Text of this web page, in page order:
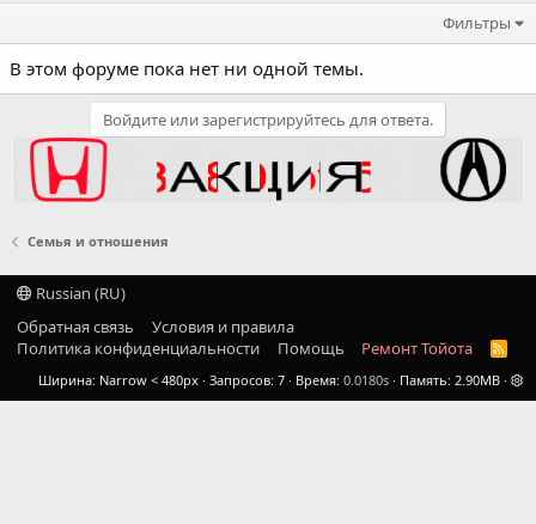
Фильтры
В этом форуме пока нет ни одной темы.
Войдите или зарегистрируйтесь для ответа.
Семья и отношения
Russian (RU)
Обратная связь
Условия и правила
Политика конфиденциальности
Помощь Ремонт Тойота
R
S
S
Ширина Запросов 7 Время 0.0180s Память 2.90MB